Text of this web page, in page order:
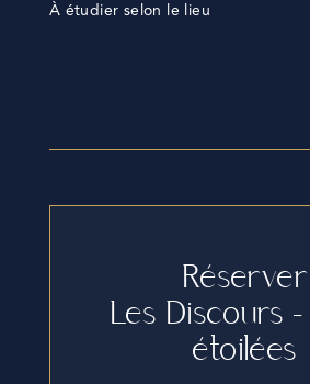
À étudier selon le lieu
Réserver
Les Discours
étoilées